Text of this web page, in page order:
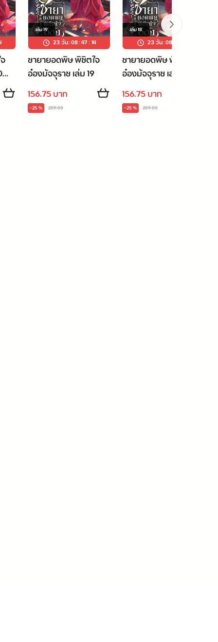
เล่ม19
23 วัน:08:47:13
ชายายอดพิษ พิชิตใจ
อ๋องมัจจุราช เล่ม 19
156.75 บาท
-25 % 209.00
เล่ม18
23 วัน:08
ชายายอดพิษ พิชิตใจ
อ๋องมัจจุราช เล่ม 18
156.75 บาท
-25 % 209.00